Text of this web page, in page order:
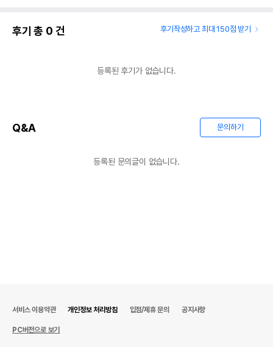
후기 총 0 건 후기작성하고 최대 150점 받기
등록된 후기가 없습니다.
Q&A 문의하기
등록된 문의글이 없습니다.
서비스 이용약관 개인정보 처리방침 입점/제휴 문의 공지사항
PC버전으로 보기